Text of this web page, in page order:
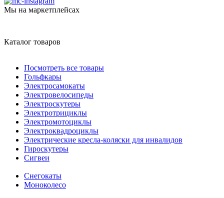
Мы на маркетплейсах
Каталог товаров
Посмотреть все товары
Гольфкары
Электросамокаты
Электровелосипеды
Электроскутеры
Электротрициклы
Электромотоциклы
Электроквадроциклы
Электрические кресла-коляски для инвалидов
Гироскутеры
Сигвеи
Снегокаты
Моноколесо